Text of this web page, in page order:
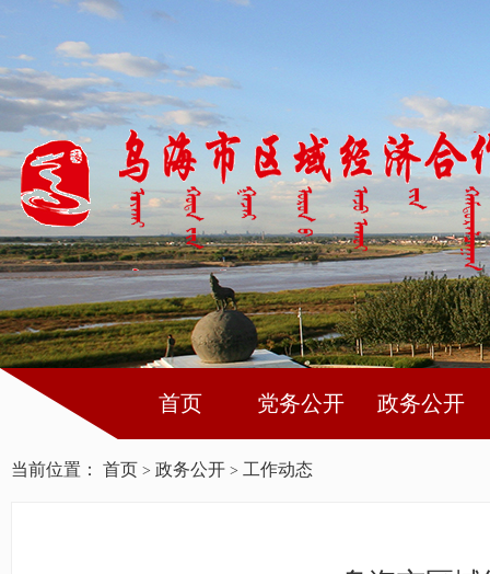
首页 党务公开 政务公开
当前位置： 首页 > 政务公开 > 工作动态